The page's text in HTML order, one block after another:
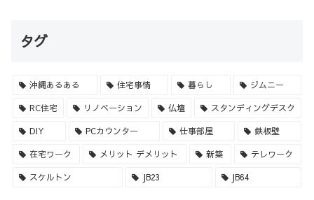
タグ
沖縄あるある 住宅事情 暮らし ジムニー
RC住宅 リノベーション 仏壇 スタンディングデスク
DIY PCカウンター 仕事部屋 鉄板壁
在宅ワーク メリット デメリット 新築 テレワーク
スケルトン JB23 JB64